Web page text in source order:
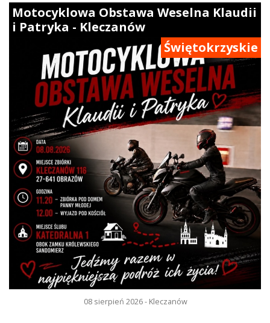
Motocyklowa Obstawa Weselna Klaudii
i Patryka - Kleczanów
Świętokrzyskie
08 sierpień 2026 - Kleczanów